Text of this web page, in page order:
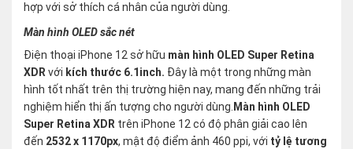
hợp với sở thích cá nhân của người dùng.
Màn hình OLED sắc nét
Điện thoại iPhone 12 sở hữu màn hình OLED Super Retina
XDRvới kích thước 6.1inch. Đây là một trong những màn
hình tốt nhất trên thị trường hiện nay, mang đến những trải
nghiệm hiển thị ấn tượng cho người dùng. Màn hình OLED
Super Retina XDR trên iPhone 12 có độ phân giải cao lên
đến 2532 x 1170px, mật độ điểm ảnh 460 ppi, với tỷ lệ tương